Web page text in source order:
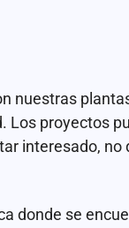
nuestras
Los proyectos
interesado,
donde se